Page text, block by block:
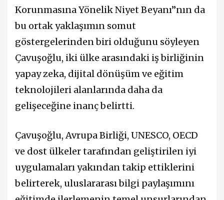
Korunmasına Yönelik Niyet Beyanı”nın da
bu ortak yaklaşımın somut
göstergelerinden biri olduğunu söyleyen
Çavuşoğlu, iki ülke arasındaki iş birliğinin
yapay zeka, dijital dönüşüm ve eğitim
teknolojileri alanlarında daha da
gelişeceğine inanç belirtti.
Çavuşoğlu, Avrupa Birliği, UNESCO, OECD
ve dost ülkeler tarafından geliştirilen iyi
uygulamaları yakından takip ettiklerini
belirterek, uluslararası bilgi paylaşımını